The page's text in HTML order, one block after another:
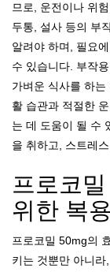
므로, 운전이나 위
두통, 설사 등의 부
알려야 하며, 필요
수 있습니다. 부작
가벼운 식사를 하
활 습관과 적절한
는 데 도움이 될 수
을 취하고, 스트레
프로코
위한 복
프로코밀 50mg의
키는 것뿐만 아니라